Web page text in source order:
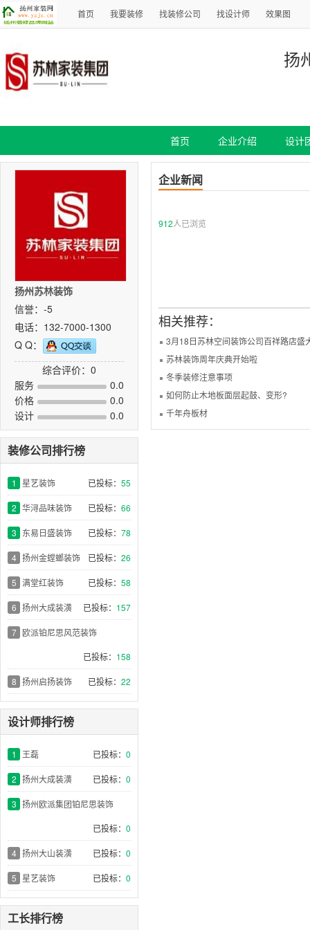
首页 我要装修 找装修公司 找设计师 效果图
扬
首页 企业介绍 设计
扬州苏林装饰
信誉：-5
电话：132-7000-1300
Q Q：
综合评价：0
服务
0.0
价格
0.0
设计
0.0
装修公司排行榜
1 星艺装饰 已投标： 55
2 华浔品味装饰 已投标： 66
3 东易日盛装饰 已投标： 78
4 扬州金螳螂装饰 已投标： 26
5 满堂红装饰 已投标： 58
6 扬州大成装潢 已投标： 157
7 欧派铂尼思风范装饰
已投标： 158
8 扬州启扬装饰 已投标： 22
设计师排行榜
1 王磊 已投标： 0
2 扬州大成装潢 已投标： 0
3 扬州欧派集团铂尼思装饰
已投标： 0
4 扬州大山装潢 已投标： 0
5 星艺装饰 已投标： 0
工长排行榜
企业新闻
912人已浏览
相关推荐：
3月18日苏林空间装饰公司百祥路店盛
苏林装饰周年庆典开始啦
冬季装修注意事项
如何防止木地板面层起鼓、变形?
千年舟板材